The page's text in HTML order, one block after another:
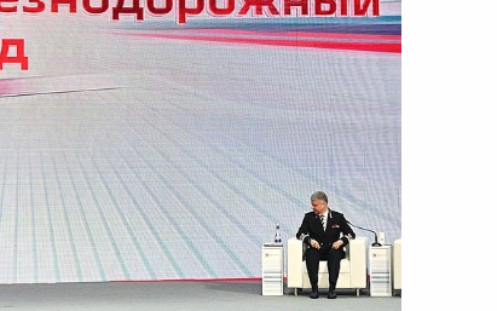
железных дорог
3 4м
13м